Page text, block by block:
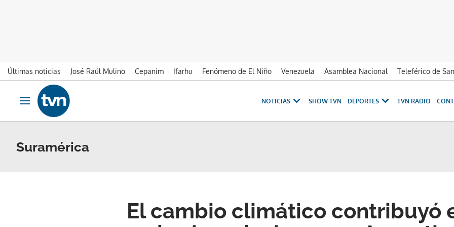
Últimas noticias José Raúl Mulino Cepanim Ifarhu Fenómeno de El Niño Venezuela Asamblea Nacional Teleférico de
Ir al contenido
Obrir navegació
NOTICIAS SHOW TVN DEPORTES TVN RADIO
Suramérica
El cambio climático contribuyó